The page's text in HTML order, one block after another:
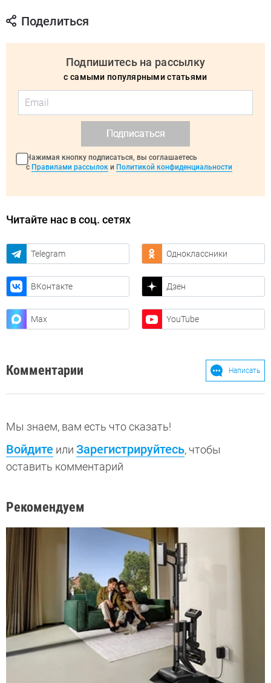
Поделиться
Подпишитесь на рассылку
с самыми популярными статьями
Подписаться
Нажимая кнопку подписаться, вы соглашаетесь
с Правилами рассылок и Политикой конфиденциальности
Читайте нас в соц. сетях
Telegram Одноклассники
ВКонтакте Дзен
Max YouTube
Комментарии Написать
Мы знаем, вам есть что сказать!
Войдите или Зарегистрируйтесь, чтобы
оставить комментарий
Рекомендуем